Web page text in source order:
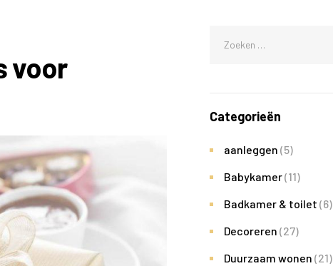
voor
Categorieën
aanleggen (5)
Babykamer(11)
Badkamer & toilet (6)
Decoreren (27)
Duurzaam wonen (21)